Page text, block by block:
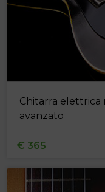
Chitarra elettrica
avanzato
€ 365